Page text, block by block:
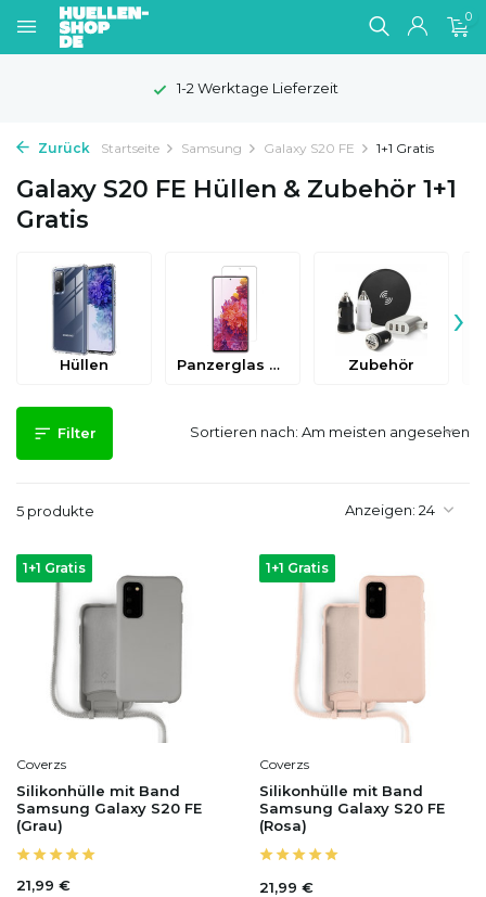
0
1-2 Werktage Lieferzeit
Zurück Startseite Samsung Galaxy S20 FE 1+1 Gratis
Galaxy S20 FE Hüllen & Zubehör 1+1
Gratis
Hüllen Panzerglas & Schutzfolien Zubehör
›
Filter
5 produkte Anzeigen:
Sortieren nach:
1+1 Gratis
Coverzs
Silikonhülle mit Band
Samsung Galaxy S20 FE
(Grau)
21,99 €
1+1 Gratis
Coverzs
Silikonhülle mit Band
Samsung Galaxy S20 FE
(Rosa)
21,99 €